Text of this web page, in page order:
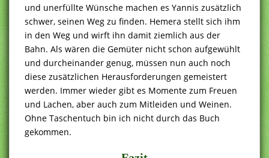
und unerfüllte Wünsche machen es Yannis zusätzlich
schwer, seinen Weg zu finden. Hemera stellt sich ihm
in den Weg und wirft ihn damit ziemlich aus der
Bahn. Als wären die Gemüter nicht schon aufgewühlt
und durcheinander genug, müssen nun auch noch
diese zusätzlichen Herausforderungen gemeistert
werden. Immer wieder gibt es Momente zum Freuen
und Lachen, aber auch zum Mitleiden und Weinen.
Ohne Taschentuch bin ich nicht durch das Buch
gekommen.